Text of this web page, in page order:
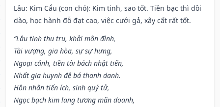
Lâu: Kim Cẩu (con chó): Kim tinh, sao tốt. Tiền bạc thì dồi
dào, học hành đỗ đạt cao, việc cưới gả, xây cất rất tốt.
“Lâu tinh thụ trụ, khởi môn đình,
Tài vượng, gia hòa, sự sự hưng,
Ngoại cảnh, tiền tài bách nhật tiến,
Nhất gia huynh đệ bá thanh danh.
Hôn nhân tiến ích, sinh quý tử,
Ngọc bạch kim lang tương mãn doanh,